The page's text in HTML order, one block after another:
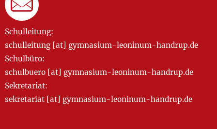
Schulleitung:
schulleitung [at] gymnasium-leoninum-handrup.de
Schulbüro:
schulbuero [at] gymnasium-leoninum-handrup.de
Sekretariat:
sekretariat [at] gymnasium-leoninum-handrup.de